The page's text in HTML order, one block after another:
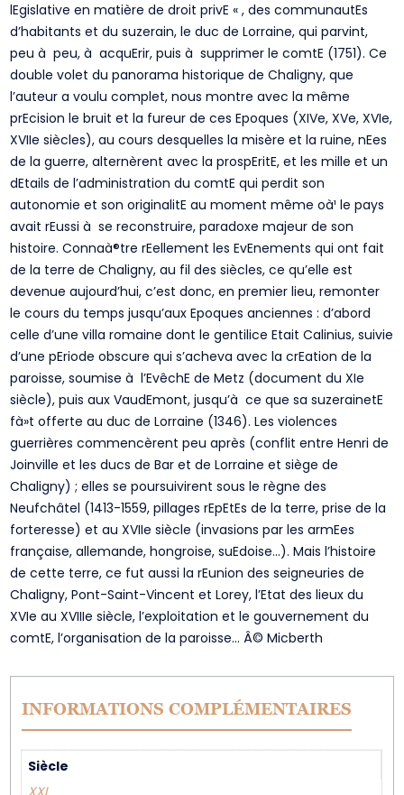
lEgislative en matière de droit privE « , des communautEs
d’habitants et du suzerain, le duc de Lorraine, qui parvint,
peu à peu, à acquErir, puis à supprimer le comtE (1751). Ce
double volet du panorama historique de Chaligny, que
l’auteur a voulu complet, nous montre avec la même
prEcision le bruit et la fureur de ces Epoques (XIVe, XVe, XVIe,
XVIIe siècles), au cours desquelles la misère et la ruine, nEes
de la guerre, alternèrent avec la prospEritE, et les mille et un
dEtails de l’administration du comtE qui perdit son
autonomie et son originalitE au moment même oà¹ le pays
avait rEussi à se reconstruire, paradoxe majeur de son
histoire. Connaà®tre rEellement les EvEnements qui ont fait
de la terre de Chaligny, au fil des siècles, ce qu’elle est
devenue aujourd’hui, c’est donc, en premier lieu, remonter
le cours du temps jusqu’aux Epoques anciennes : d’abord
celle d’une villa romaine dont le gentilice Etait Calinius, suivie
d’une pEriode obscure qui s’acheva avec la crEation de la
paroisse, soumise à l’EvêchE de Metz (document du XIe
siècle), puis aux VaudEmont, jusqu’à ce que sa suzerainetE
fà»t offerte au duc de Lorraine (1346). Les violences
guerrières commencèrent peu après (conflit entre Henri de
Joinville et les ducs de Bar et de Lorraine et siège de
Chaligny) ; elles se poursuivirent sous le règne des
Neufchâtel (1413-1559, pillages rEpEtEs de la terre, prise de la
forteresse) et au XVIIe siècle (invasions par les armEes
française, allemande, hongroise, suEdoise…). Mais l’histoire
de cette terre, ce fut aussi la rEunion des seigneuries de
Chaligny, Pont-Saint-Vincent et Lorey, l’Etat des lieux du
XVIe au XVIIIe siècle, l’exploitation et le gouvernement du
comtE, l’organisation de la paroisse… Â© Micberth
INFORMATIONS COMPLÉMENTAIRES
Siècle
XXI